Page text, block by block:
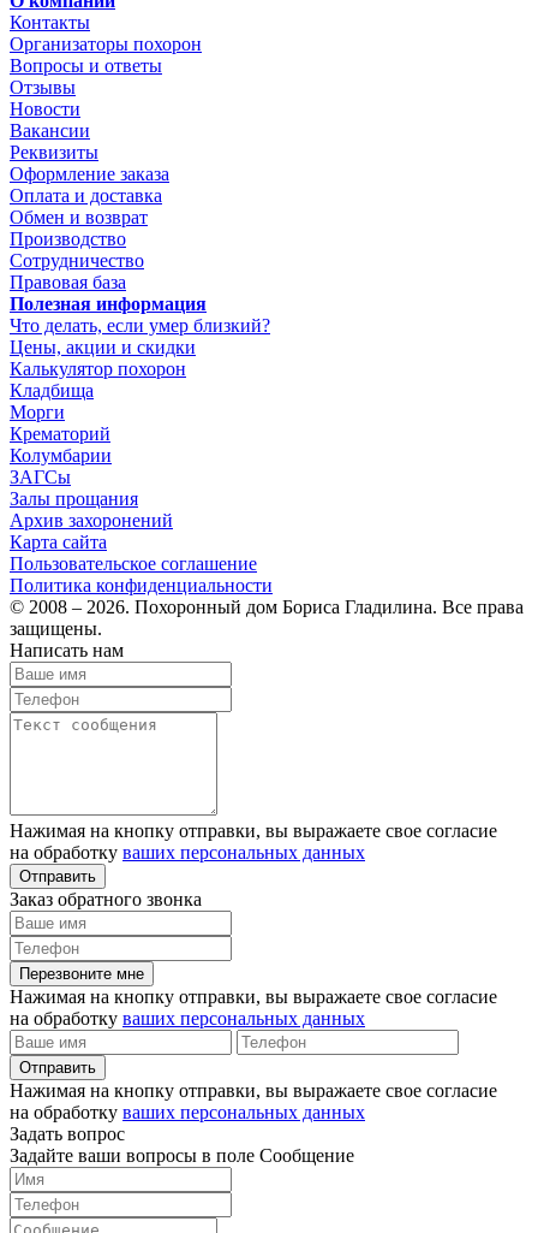
Контакты
Организаторы похорон
Вопросы и ответы
Отзывы
Новости
Вакансии
Реквизиты
Оформление заказа
Оплата и доставка
Обмен и возврат
Производство
Сотрудничество
Правовая база
Полезная информация
Что делать, если умер близкий?
Цены, акции и скидки
Калькулятор похорон
Кладбища
Морги
Крематорий
Колумбарии
ЗАГСы
Залы прощания
Архив захоронений
Карта сайта
Пользовательское соглашение
Политика конфиденциальности
© 2008 – 2026. Похоронный дом Бориса Гладилина. Все права
защищены.
Написать нам
Нажимая на кнопку отправки, вы выражаете свое согласие
на обработку ваших персональных данных
Отправить
Заказ обратного звонка
Перезвоните мне
Нажимая на кнопку отправки, вы выражаете свое согласие
на обработку ваших персональных данных
Отправить
Нажимая на кнопку отправки, вы выражаете свое согласие
на обработку ваших персональных данных
Задать вопрос
Задайте ваши вопросы в поле Сообщение